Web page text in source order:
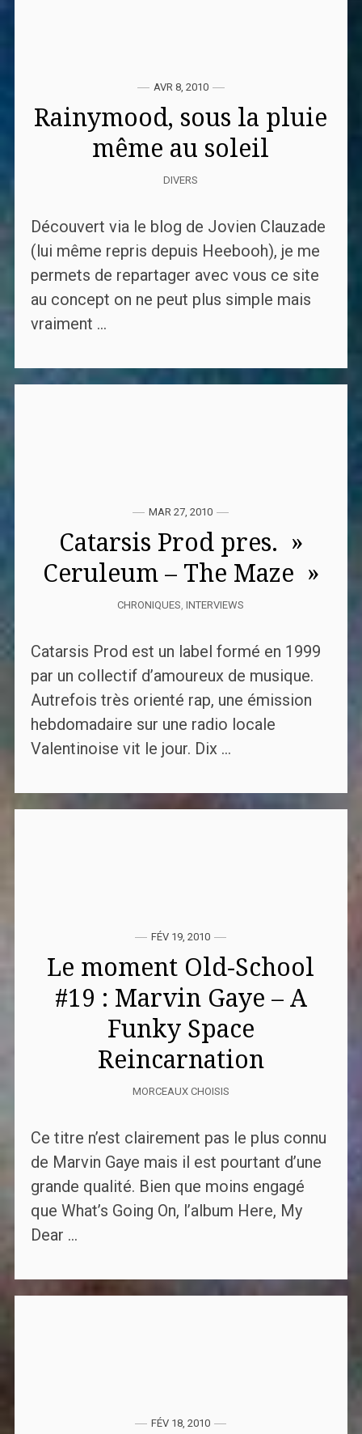
AVR 8, 2010
Rainymood, sous la pluie
même au soleil
DIVERS
Découvert via le blog de Jovien Clauzade
(lui même repris depuis Heebooh), je me
permets de repartager avec vous ce site
au concept on ne peut plus simple mais
vraiment ...
MAR 27, 2010
Catarsis Prod pres. »
Ceruleum – The Maze »
CHRONIQUES ,INTERVIEWS
Catarsis Prod est un label formé en 1999
par un collectif d’amoureux de musique.
Autrefois très orienté rap, une émission
hebdomadaire sur une radio locale
Valentinoise vit le jour. Dix ...
FÉV 19, 2010
Le moment Old-School
#19 : Marvin Gaye – A
Funky Space
Reincarnation
MORCEAUX CHOISIS
Ce titre n’est clairement pas le plus connu
de Marvin Gaye mais il est pourtant d’une
grande qualité. Bien que moins engagé
que What’s Going On, l’album Here, My
Dear ...
FÉV 18, 2010